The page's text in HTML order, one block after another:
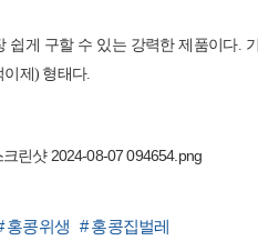
쉽게 구할 수 있는 강력한 제품이다.
제) 형태다.
홍콩위생 # 홍콩집벌레